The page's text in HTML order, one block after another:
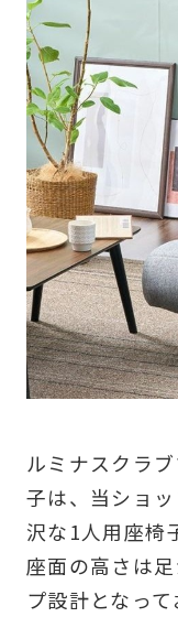
ルミナスクラ
子は、当ショ
沢な1人用座椅
座面の高さは
プ設計となっ